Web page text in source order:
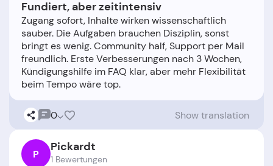
Fundiert, aber zeitintensiv
Zugang sofort, Inhalte wirken wissenschaftlich
sauber. Die Aufgaben brauchen Disziplin, sonst
bringt es wenig. Community half, Support per Mail
freundlich. Erste Verbesserungen nach 3 Wochen,
Kündigungshilfe im FAQ klar, aber mehr Flexibilität
0 Show translation
P Pickardt
1 Bewertungen